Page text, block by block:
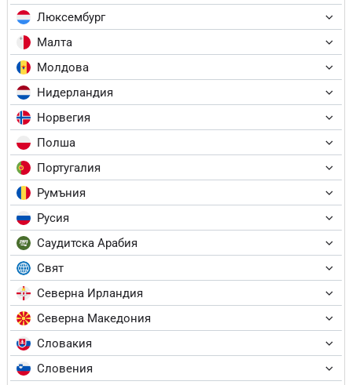
Люксембург
Малта
Молдова
Нидерландия
Норвегия
Полша
Португалия
Румъния
Русия
Саудитска Арабия
Свят
Северна Ирландия
Северна Македония
Словакия
Словения